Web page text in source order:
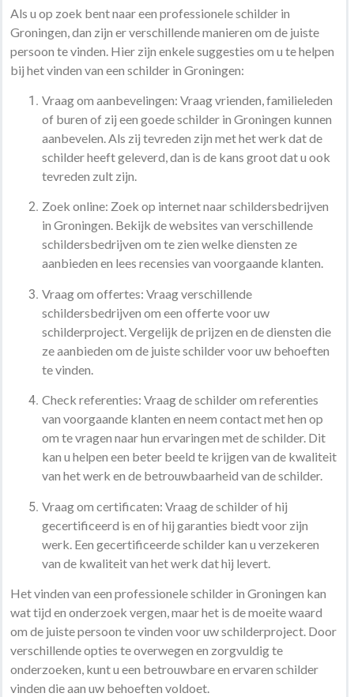
Als u op zoek bent naar een professionele schilder in
Groningen, dan zijn er verschillende manieren om de juiste
persoon te vinden. Hier zijn enkele suggesties om u te helpen
bij het vinden van een schilder in Groningen:
Vraag om aanbevelingen: Vraag vrienden, familieleden
of buren of zij een goede schilder in Groningen kunnen
aanbevelen. Als zij tevreden zijn met het werk dat de
schilder heeft geleverd, dan is de kans groot dat u ook
tevreden zult zijn.
Zoek online: Zoek op internet naar schildersbedrijven
in Groningen. Bekijk de websites van verschillende
schildersbedrijven om te zien welke diensten ze
aanbieden en lees recensies van voorgaande klanten.
Vraag om offertes: Vraag verschillende
schildersbedrijven om een offerte voor uw
schilderproject. Vergelijk de prijzen en de diensten die
ze aanbieden om de juiste schilder voor uw behoeften
te vinden.
Check referenties: Vraag de schilder om referenties
van voorgaande klanten en neem contact met hen op
om te vragen naar hun ervaringen met de schilder. Dit
kan u helpen een beter beeld te krijgen van de kwaliteit
van het werk en de betrouwbaarheid van de schilder.
Vraag om certificaten: Vraag de schilder of hij
gecertificeerd is en of hij garanties biedt voor zijn
werk. Een gecertificeerde schilder kan u verzekeren
van de kwaliteit van het werk dat hij levert.
Het vinden van een professionele schilder in Groningen kan
wat tijd en onderzoek vergen, maar het is de moeite waard
om de juiste persoon te vinden voor uw schilderproject. Door
verschillende opties te overwegen en zorgvuldig te
onderzoeken, kunt u een betrouwbare en ervaren schilder
vinden die aan uw behoeften voldoet.